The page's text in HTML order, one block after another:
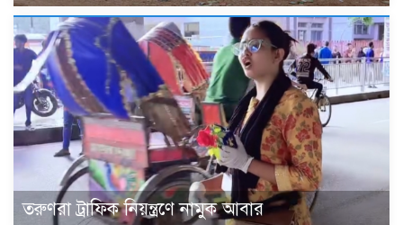
তরুণরা ট্রাফিক নিয়ন্ত্রণে নামুক আবার